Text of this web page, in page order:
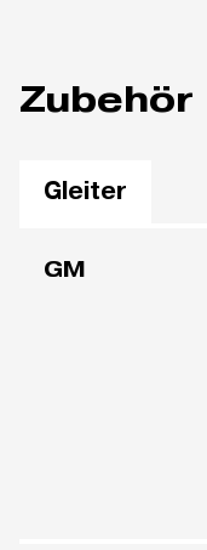
Zubehör
Gleiter
GM